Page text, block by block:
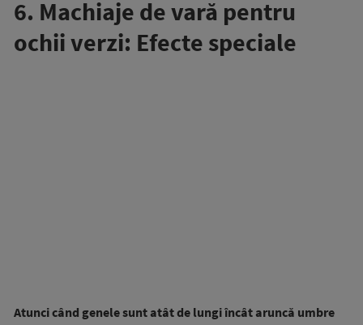
6. Machiaje de vară pentru
ochii verzi: Efecte speciale
Atunci când genele sunt atât de lungi încât aruncă umbre